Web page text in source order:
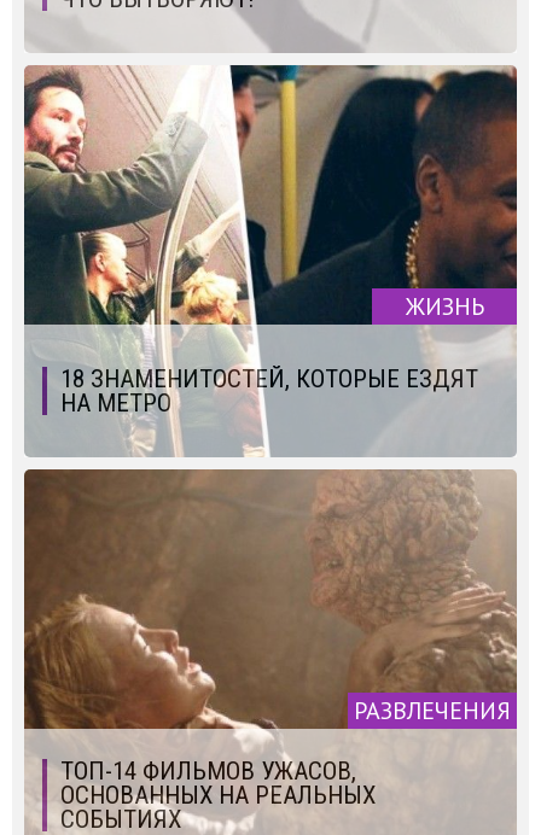
ЖИЗНЬ
18 ЗНАМЕНИТОСТЕЙ, КОТОРЫЕ ЕЗДЯТ
НА МЕТРО
РАЗВЛЕЧЕНИЯ
ТОП-14 ФИЛЬМОВ УЖАСОВ,
ОСНОВАННЫХ НА РЕАЛЬНЫХ
СОБЫТИЯХ